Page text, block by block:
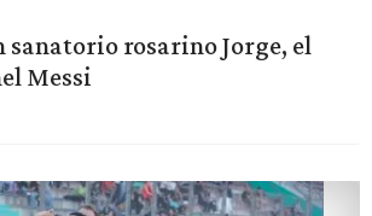
sanatorio rosarino Jorge, el
Messi